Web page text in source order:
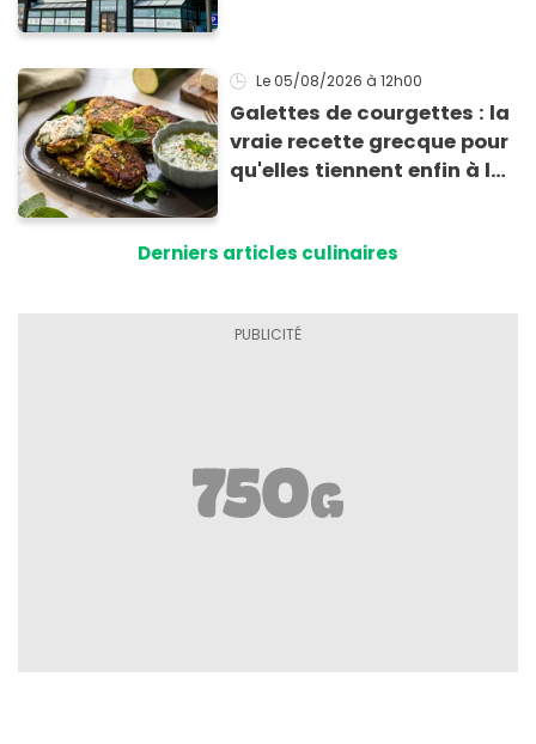
Le 05/08/2026 à 12h00
Galettes de courgettes : la
vraie recette grecque pour
qu'elles tiennent enfin à la
Derniers articles culinaires